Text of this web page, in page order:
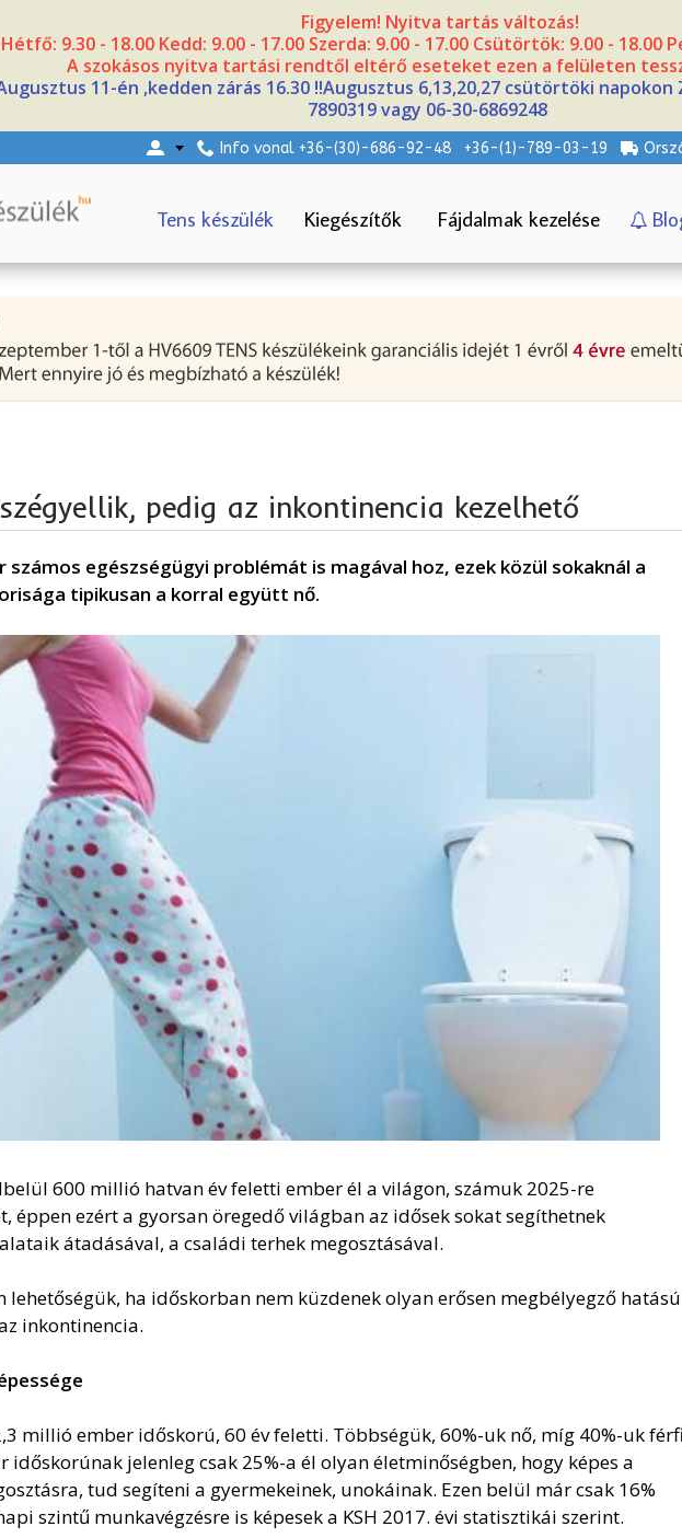
Figyelem! Nyitva tartás változás!
Hétfő: 9.30 - 18.00 Kedd: 9.00 - 17.00 Szerda: 9.00 - 17.00 Csütörtök: 9.00 - 18.00
A szokásos nyitva tartási rendtől eltérő eseteket ezen a felületen
11-én ,kedden zárás 16.30 !!Augusztus 6,13,20,27 csütörtöki
7890319 vagy 06-30-6869248
Info vonal +36-(30)-686-92-48 +36-(1)-789-03-19
Tens készülék Kiegészítők Fájdalmak kezelése
pedig az inkontinencia kezelhető
számos egészségügyi problémát is magával hoz, ezek közül sokaknál a
tipikusan a korral együtt nő.
600 millió hatvan év feletti ember él a világon, számuk 2025-re
éppen ezért a gyorsan öregedő világban az idősek sokat segíthetnek
átadásával, a családi terhek megosztásával.
lehetőségük, ha időskorban nem küzdenek olyan erősen megbélyegző hatású
inkontinencia.
millió ember időskorú, 60 év feletti. Többségük, 60%-uk nő, míg 40%-uk
időskorúnak jelenleg csak 25%-a él olyan életminőségben, hogy képes a
tud segíteni a gyermekeinek, unokáinak. Ezen belül már csak 16%
szintű munkavégzésre is képesek a KSH 2017. évi statisztikái szerint.